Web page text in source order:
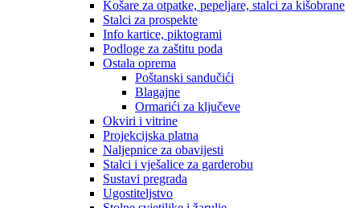
Košare za otpatke, pepeljare, stalci za kišobrane
Stalci za prospekte
Info kartice, piktogrami
Podloge za zaštitu poda
Ostala oprema
Poštanski sandučići
Blagajne
Ormarići za ključeve
Okviri i vitrine
Projekcijska platna
Naljepnice za obavijesti
Stalci i vješalice za garderobu
Sustavi pregrada
Ugostiteljstvo